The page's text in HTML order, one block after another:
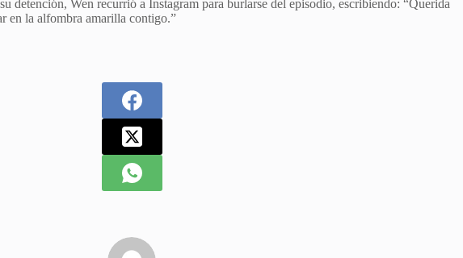
detención, Wen recurrió a Instagram para burlarse del episodio, escribiendo: “Querida
en la alfombra amarilla contigo.”